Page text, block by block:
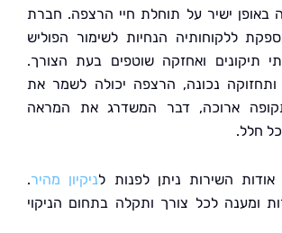
על תוחלת חיי הרצפה. חברת
הנחיות לשימור הפוליש
ואחזקה שוטפים בעת הצורך.
נכונה, הרצפה יכולה לשמר את
דבר המשדרג את המראה
ניתן לפנות ל ניקיון מהיר.
צורך ותקלה בתחום הניקוי